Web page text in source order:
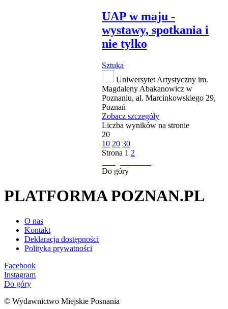
UAP w maju -
wystawy, spotkania i
nie tylko
Sztuka
Uniwersytet Artystyczny im.
Magdaleny Abakanowicz w
Poznaniu, al. Marcinkowskiego 29,
Poznań
Zobacz szczegóły
Liczba wyników na stronie
20
10 20 30
Strona 1 2
Do góry
PLATFORMA POZNAN.PL
O nas
Kontakt
Deklaracja dostępności
Polityka prywatności
Facebook
Instagram
Do góry
© Wydawnictwo Miejskie Posnania